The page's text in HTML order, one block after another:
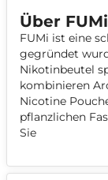
Über FUMi
FUMi ist eine
gegründet
Nikotinbeutel
kombinieren
Nicotine
pflanzlichen
Sie